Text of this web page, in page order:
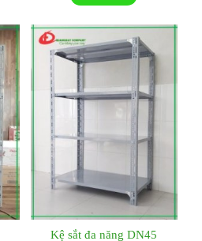
Kệ sắt đa năng DN45